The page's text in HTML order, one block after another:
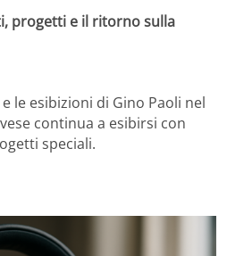
progetti e il ritorno sulla
le esibizioni di Gino Paoli nel
continua a esibirsi con
speciali.